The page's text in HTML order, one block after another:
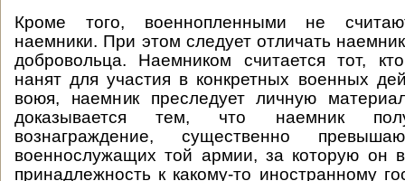
Кроме того, военнопленными не
наемники. При этом следует отличать
добровольца. Наемником считается тот,
нанят для участия в конкретных военных
воюя, наемник преследует личную
доказывается тем, что наемник
вознаграждение, существенно
военнослужащих той армии, за которую он
принадлежность к какому-то иностранному